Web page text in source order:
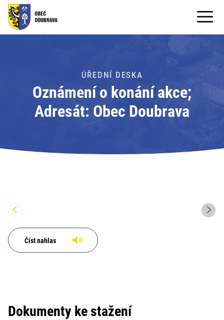
OBECNÍ ÚŘAD
PRO OBČANY
Formuláře ke stažení
PRO TURISTY
ÚŘEDNÍ DESKA
Oznámení o konání akce;
Adresát: Obec Doubrava
Číst nahlas
Dokumenty ke stažení